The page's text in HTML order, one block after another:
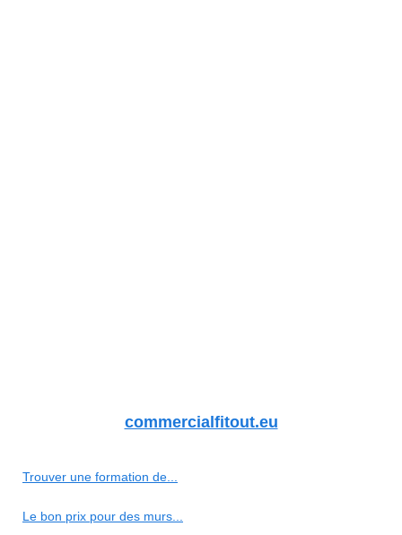
commercialfitout.eu
Trouver une formation de...
Le bon prix pour des murs...